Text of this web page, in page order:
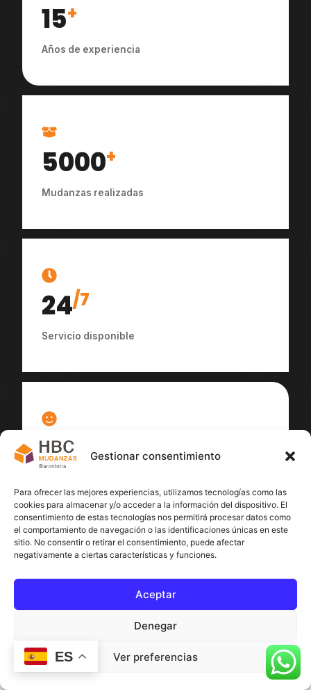
Gestionar consentimiento
Para ofrecer las mejores experiencias, utilizamos tecnologías como las
cookies para almacenar y/o acceder a la información del dispositivo. El
consentimiento de estas tecnologías nos permitirá procesar datos como
el comportamiento de navegación o las identificaciones únicas en este
sitio. No consentir o retirar el consentimiento, puede afectar
negativamente a ciertas características y funciones.
Aceptar
Denegar
Ver preferencias
15+
Años de experiencia
5000+
Mudanzas realizadas
24/7
Servicio disponible
100
ES